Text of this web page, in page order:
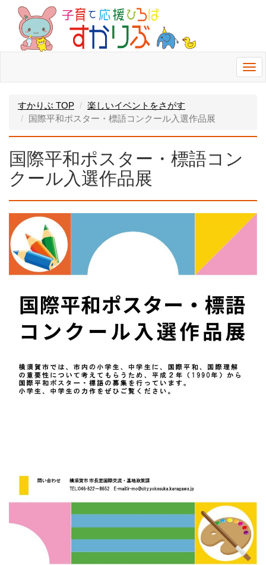
すかりぶ TOP
楽しいイベントをさがす
国際平和ポスター・標語コンクール入選作品展
国際平和ポスター・標語コン
クール入選作品展